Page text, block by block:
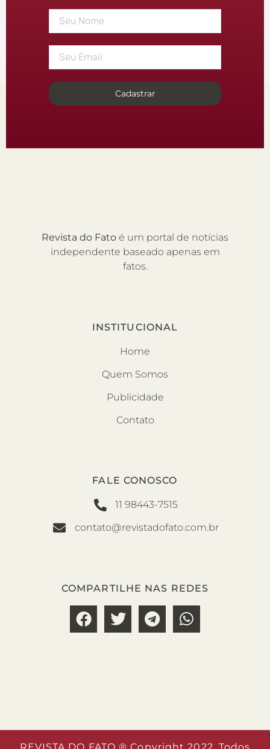
Cadastrar
Revista do Fato é um portal de notícias
independente baseado apenas em
fatos.
INSTITUCIONAL
Home
Quem Somos
Publicidade
Contato
FALE CONOSCO
11 98443-7515
contato@revistadofato.com.br
COMPARTILHE NAS REDES